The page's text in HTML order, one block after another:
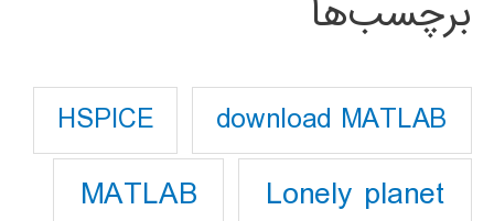
برچسب‌ها
download MATLAB
HSPICE
Lonely planet
MATLAB